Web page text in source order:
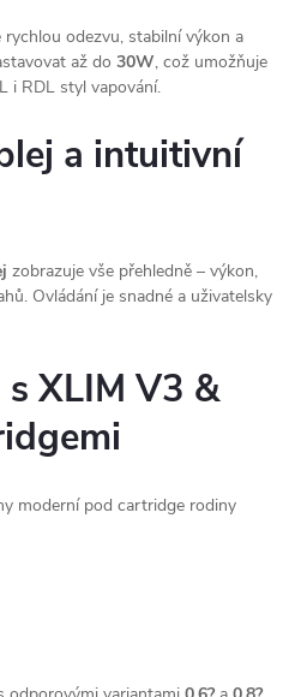
rychlou odezvu, stabilní výkon a
až do 30W, což umožňuje
i RDL styl vapování.
a intuitivní
zobrazuje vše přehledně – výkon,
Ovládání je snadné a uživatelsky
XLIM V3 &
moderní pod cartridge rodiny